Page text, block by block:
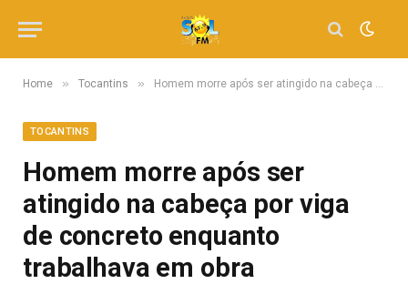
Home » Tocantins » Homem morre após ser atingido na cabeça por viga de concreto enquanto trabalhava em obra
TOCANTINS
Homem morre após ser
atingido na cabeça por viga
de concreto enquanto
trabalhava em obra